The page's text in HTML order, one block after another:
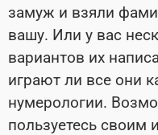
замуж и взяли
вашу. Или у вас
вариантов их
играют ли все они
нумерологии.
пользуетесь своим